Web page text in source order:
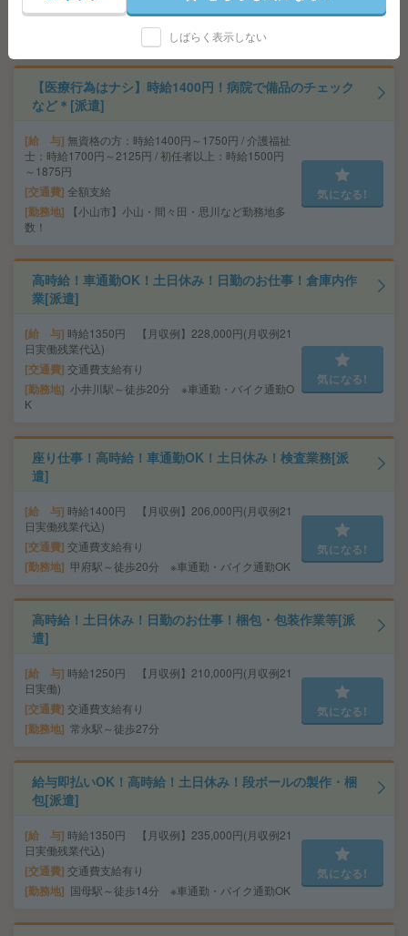
K！※ご自身で民間駐車場を手配、駐車場代自己負担と
【医療行為はナシ】時給1400円！病院で備品のチェック
など＊[派遣]
給 与 無資格の方：時給1400円～1750円 / 介護福祉
士：時給1700円～2125円 / 初任者以上：時給1500円
～1875円
交通費 全額支給
勤務地
【小山市】小山・間々田・思川など勤務地多
数！
気になる!
高時給！車通勤OK！土日休み！日勤のお仕事！倉庫内作
業[派遣]
給 与 時給1350円 【月収例】228,000円(月収例21
日実働残業代込)
交通費 交通費支給有り
勤務地
小井川駅～徒歩20分 ※車通勤・バイク通勤O
K
気になる!
座り仕事！高時給！車通勤OK！土日休み！検査業務[派
遣]
給 与 時給1400円 【月収例】206,000円(月収例21
日実働残業代込)
交通費 交通費支給有り
勤務地 甲府駅～徒歩20分 ※車通勤・バイク通勤OK
気になる!
高時給！土日休み！日勤のお仕事！梱包・包装作業等[派
遣]
給 与 時給1250円 【月収例】210,000円(月収例21
日実働)
交通費 交通費支給有り
勤務地 常永駅～徒歩27分
気になる!
給与即払いOK！高時給！土日休み！段ボールの製作・梱
包[派遣]
給 与 時給1350円 【月収例】235,000円(月収例21
日実働残業代込)
交通費 交通費支給有り
勤務地 国母駅～徒歩14分 ※車通勤・バイク通勤OK
気になる!
しばらく表示しない